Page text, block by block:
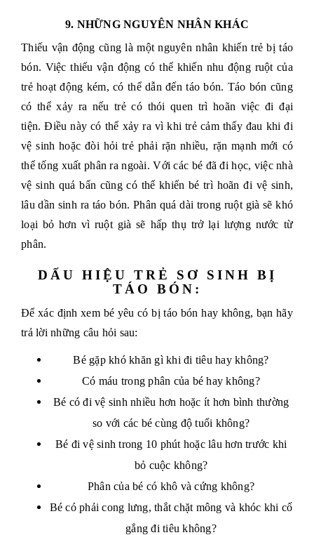
9. NHỮNG NGUYÊN NHÂN KHÁC
Thiếu vận động cũng là một nguyên nhân khiến trẻ bị táo
bón. Việc thiếu vận động có thể khiến nhu động ruột của
trẻ hoạt động kém, có thể dẫn đến táo bón. Táo bón cũng
có thể xảy ra nếu trẻ có thói quen trì hoãn việc đi đại
tiện. Điều này có thể xảy ra vì khi trẻ cảm thấy đau khi đi
vệ sinh hoặc đòi hỏi trẻ phải rặn nhiều, rặn mạnh mới có
thể tống xuất phân ra ngoài. Với các bé đã đi học, việc nhà
vệ sinh quá bẩn cũng có thể khiến bé trì hoãn đi vệ sinh,
lâu dần sinh ra táo bón. Phân quá dài trong ruột già sẽ khó
loại bỏ hơn vì ruột già sẽ hấp thụ trở lại lượng nước từ
phân.
DẤU HIỆU TRẺ SƠ SINH BỊ
TÁO BÓN:
Để xác định xem bé yêu có bị táo bón hay không, bạn hãy
trả lời những câu hỏi sau:
Bé gặp khó khăn gì khi đi tiêu hay không?
Có máu trong phân của bé hay không?
Bé có đi vệ sinh nhiều hơn hoặc ít hơn bình thường
so với các bé cùng độ tuổi không?
Bé đi vệ sinh trong 10 phút hoặc lâu hơn trước khi
bỏ cuộc không?
Phân của bé có khô và cứng không?
Bé có phải cong lưng, thắt chặt mông và khóc khi cố
gắng đi tiêu không?